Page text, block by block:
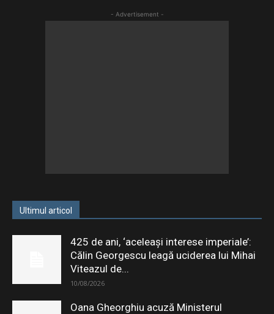
- Advertisement -
Ultimul articol
425 de ani, ‘aceleași interese imperiale’:
Călin Georgescu leagă uciderea lui Mihai
Viteazul de...
10/08/2026
Oana Gheorghiu acuză Ministerul